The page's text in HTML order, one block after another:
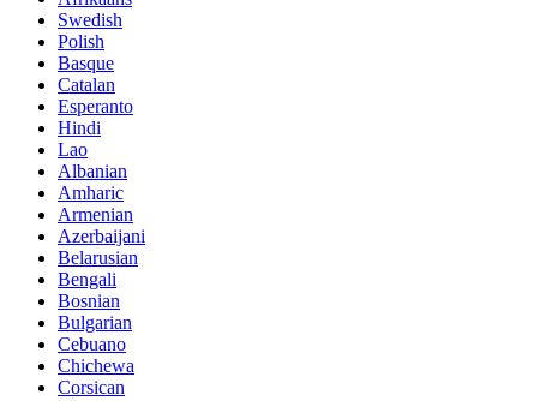
Swedish
Polish
Basque
Catalan
Esperanto
Hindi
Lao
Albanian
Amharic
Armenian
Azerbaijani
Belarusian
Bengali
Bosnian
Bulgarian
Cebuano
Chichewa
Corsican